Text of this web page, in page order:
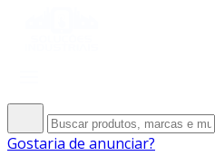
Gostaria de anunciar?